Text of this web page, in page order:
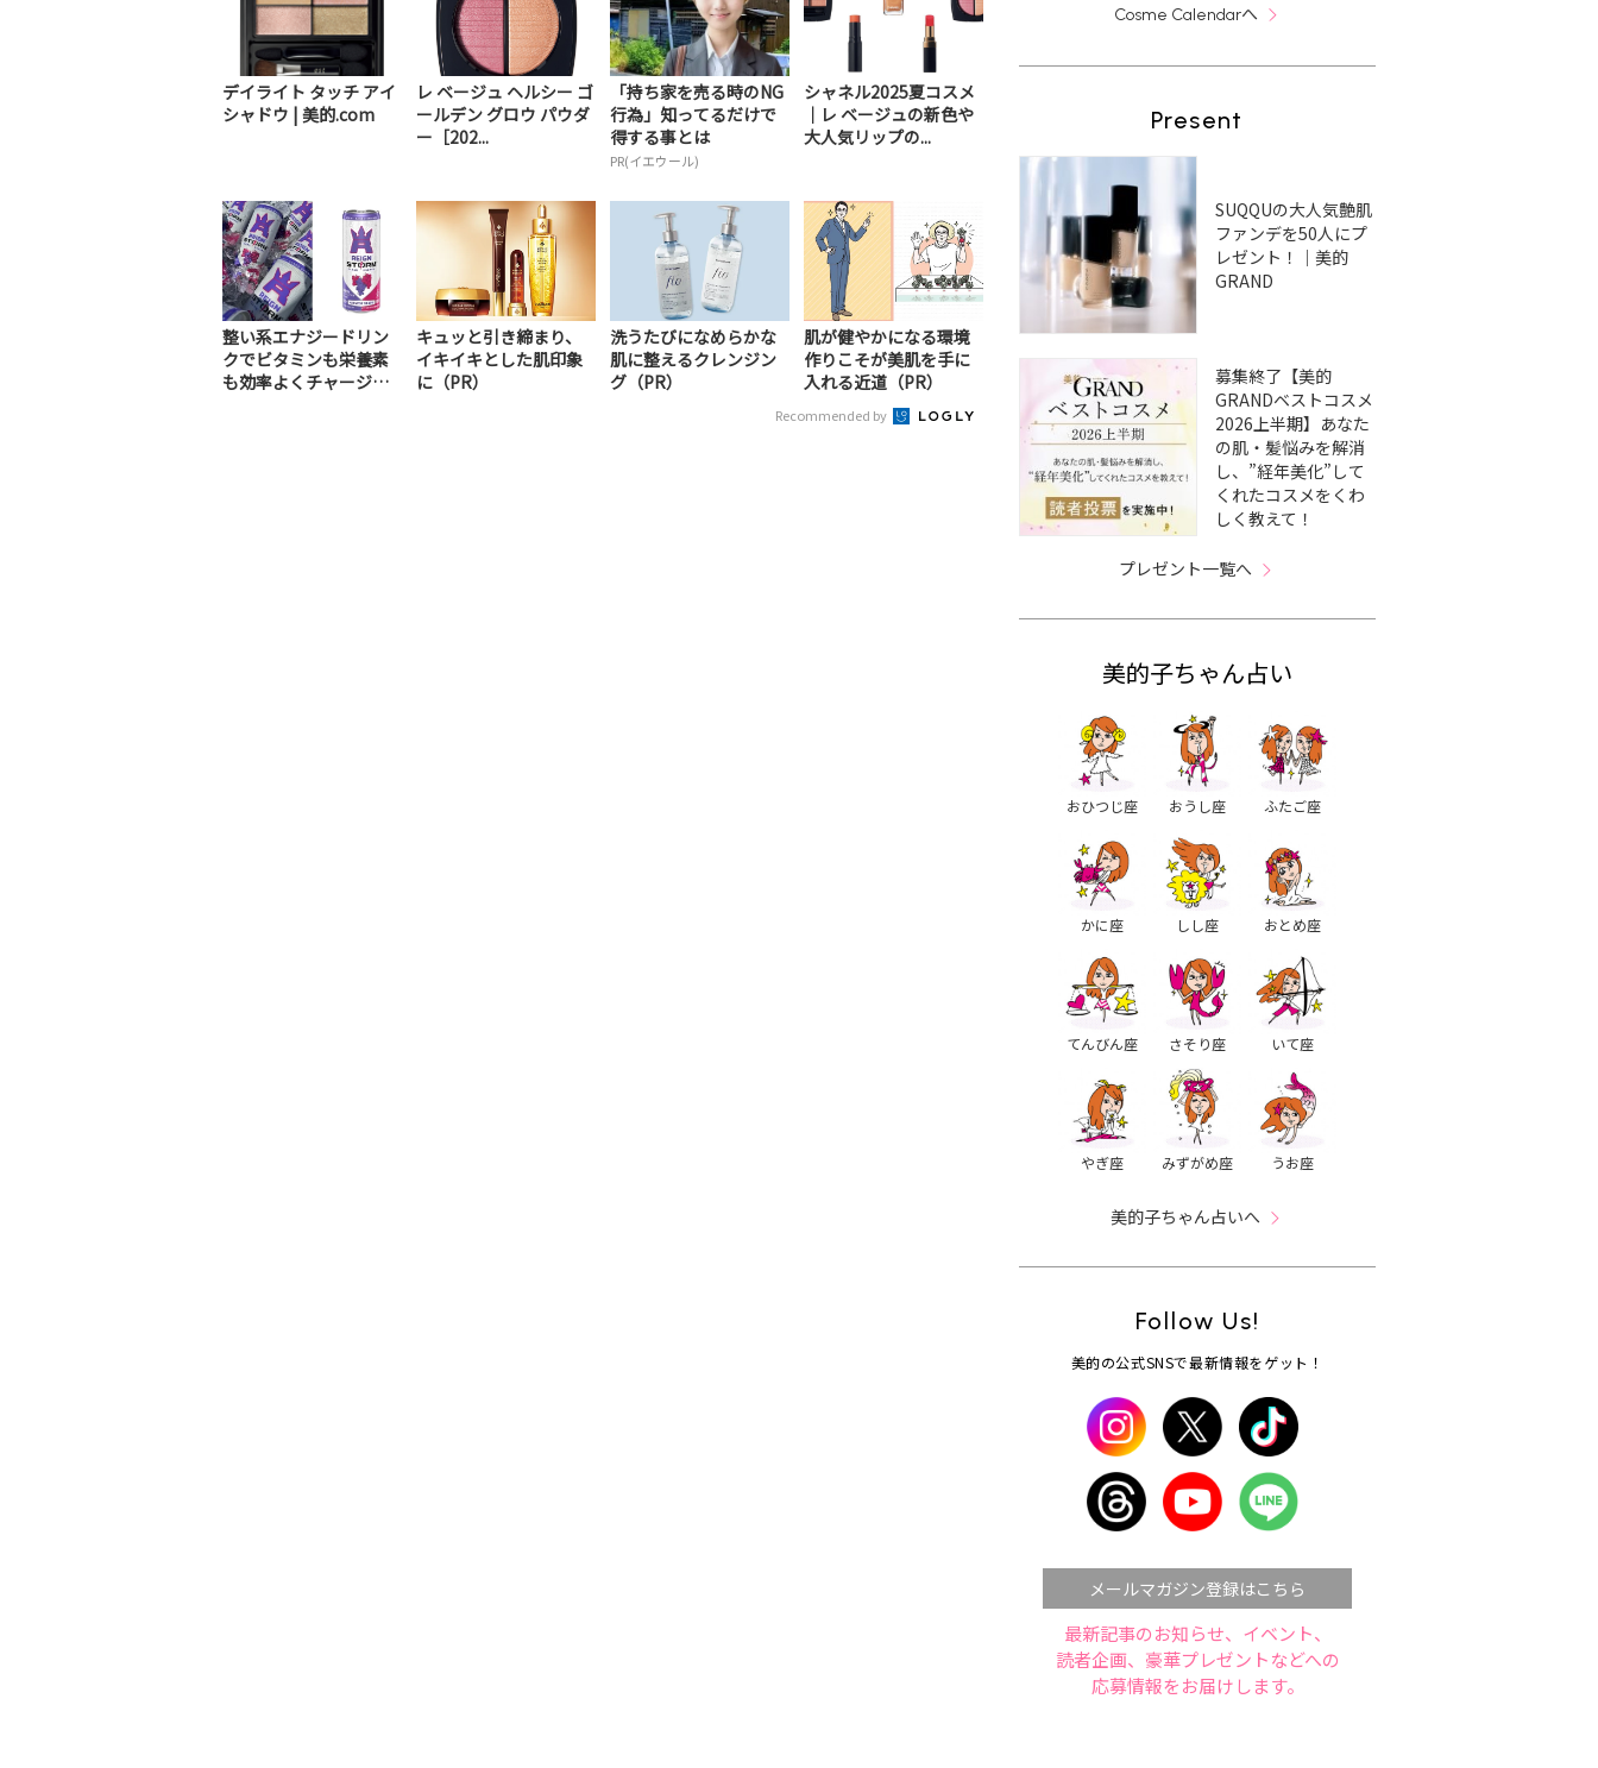
デイライト タッチ アイ
シャドウ | 美的.com
レ ベージュ ヘルシー ゴ
ールデン グロウ パウダ
ー［202...
「持ち家を売る時のNG
行為」知ってるだけで
得する事とは
PR(イエウール)
シャネル2025夏コスメ
｜レ ベージュの新色や
大人気リップの...
整い系エナジードリン
クでビタミンも栄養素
も効率よくチャージ！
キュッと引き締まり、
イキイキとした肌印象
に（PR）
洗うたびになめらかな
肌に整えるクレンジン
グ（PR）
肌が健やかになる環境
作りこそが美肌を手に
入れる近道（PR）
Recommended by
Cosme Calendarへ
Present
SUQQUの大人気艶肌
ファンデを50人にプ
レゼント！｜美的
GRAND
募集終了【美的
GRANDベストコスメ
2026上半期】あなた
の肌・髪悩みを解消
し、”経年美化”して
くれたコスメをくわ
しく教えて！
プレゼント一覧へ
美的子ちゃん占い
おひつじ座 おうし座 ふたご座
かに座 しし座 おとめ座
てんびん座 さそり座 いて座
やぎ座 みずがめ座 うお座
美的子ちゃん占いへ
Follow Us!
美的の公式SNSで最新情報をゲット！
メールマガジン登録はこちら
最新記事のお知らせ、イベント、
読者企画、豪華プレゼントなどへの
応募情報をお届けします。